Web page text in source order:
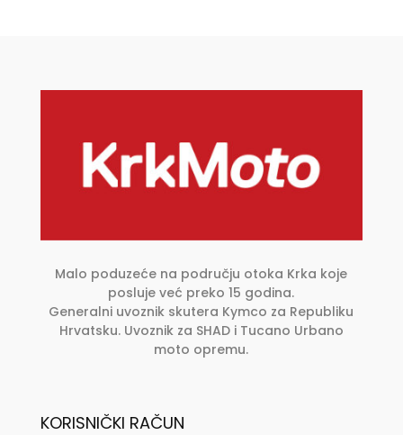
Malo poduzeće na području otoka Krka koje
posluje već preko 15 godina.
Generalni uvoznik skutera Kymco za Republiku
Hrvatsku. Uvoznik za SHAD i Tucano Urbano
moto opremu.
KORISNIČKI RAČUN